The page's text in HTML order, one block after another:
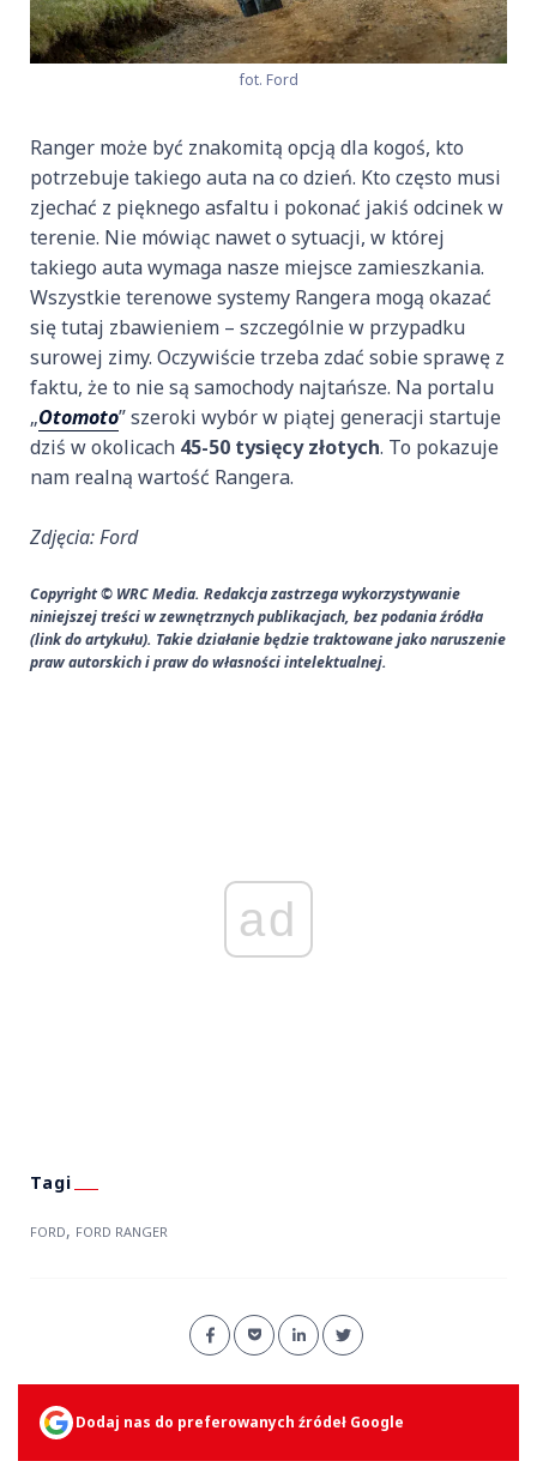
fot. Ford
Ranger może być znakomitą opcją dla kogoś, kto
potrzebuje takiego auta na co dzień. Kto często musi
zjechać z pięknego asfaltu i pokonać jakiś odcinek w
terenie. Nie mówiąc nawet o sytuacji, w której
takiego auta wymaga nasze miejsce zamieszkania.
Wszystkie terenowe systemy Rangera mogą okazać
się tutaj zbawieniem – szczególnie w przypadku
surowej zimy. Oczywiście trzeba zdać sobie sprawę z
faktu, że to nie są samochody najtańsze. Na portalu
„Otomoto” szeroki wybór w piątej generacji startuje
dziś w okolicach 45-50 tysięcy złotych. To pokazuje
nam realną wartość Rangera.
Zdjęcia: Ford
Copyright © WRC Media. Redakcja zastrzega wykorzystywanie
niniejszej treści w zewnętrznych publikacjach, bez podania źródła
(link do artykułu). Takie działanie będzie traktowane jako naruszenie
praw autorskich i praw do własności intelektualnej.
ad
FORD, FORD RANGER
Dodaj nas do preferowanych źródeł Google